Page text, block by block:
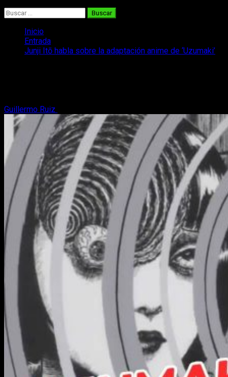
Buscar:
Inicio
Entrada
Junji Itō habla sobre la adaptación anime de ‘Uzumaki’
Guillermo Ruiz